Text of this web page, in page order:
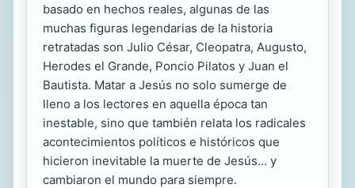
basado en hechos reales, algunas de las
muchas figuras legendarias de la historia
retratadas son Julio César, Cleopatra, Augusto,
Herodes el Grande, Poncio Pilatos y Juan el
Bautista. Matar a Jesús no solo sumerge de
lleno a los lectores en aquella época tan
inestable, sino que también relata los radicales
acontecimientos políticos e históricos que
hicieron inevitable la muerte de Jesús… y
cambiaron el mundo para siempre.